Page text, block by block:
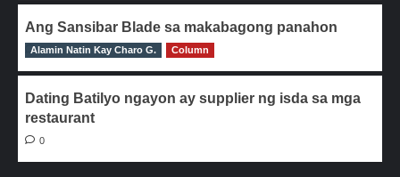
Ang Sansibar Blade sa makabagong panahon
0
Alamin Natin Kay Charo G. Column
Dating Batilyo ngayon ay supplier ng isda sa mga
restaurant
0